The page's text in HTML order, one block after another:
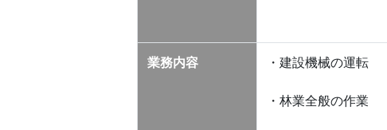
業務内容 ・建設機械の運転
・林業全般の作業